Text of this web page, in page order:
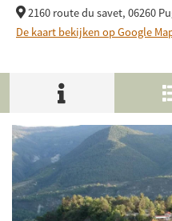
2160 route du savet, 06260
De kaart bekijken op Google